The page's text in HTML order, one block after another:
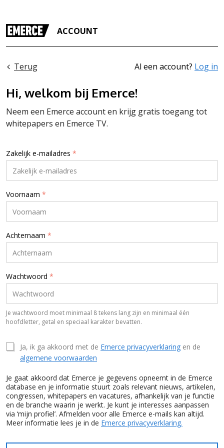
ACCOUNT
Terug Al een account? Log in
Hi, welkom bij Emerce!
Neem een Emerce account en krijg gratis toegang tot
whitepapers en Emerce TV.
Zakelijk e-mailadres *
Voornaam *
Achternaam *
Wachtwoord *
Je wachtwoord moet minimaal 8 tekens lang zijn en minimaal één
hoofdletter, getal en speciaal karakter bevatten.
Ja, ik ga akkoord met de Emerce privacyverklaring en de
algemene voorwaarden
Je gaat akkoord dat Emerce je gegevens opneemt in de Emerce
database en je informatie stuurt zoals relevant nieuws, artikelen,
congressen, whitepapers en vacatures, afhankelijk van je functie
en de branche waarin je werkt. Je kunt je interesses aanpassen
via ‘mijn profiel’. Afmelden voor alle Emerce e-mails kan altijd.
Meer informatie lees je in de Emerce privacyverklaring.